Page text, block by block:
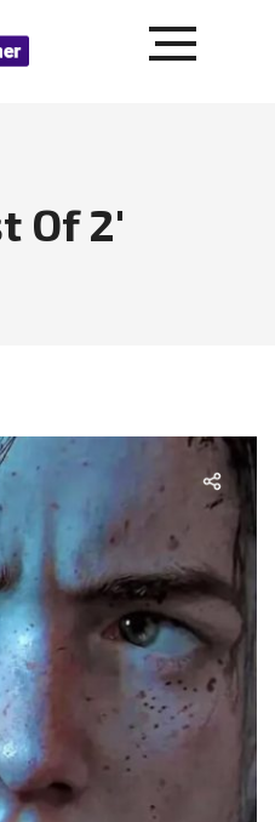
Of 2'